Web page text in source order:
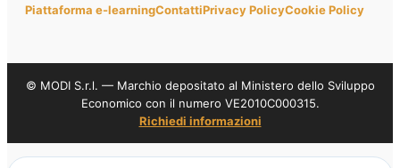
Piattaforma e-learningContattiPrivacy PolicyCookie Policy
© MODI S.r.l. — Marchio depositato al Ministero dello Sviluppo
Economico con il numero VE2010C000315.
Richiedi informazioni